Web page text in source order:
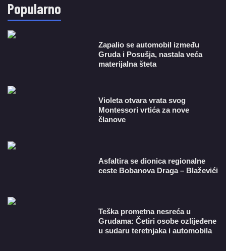
Popularno
Zapalio se automobil između
Gruda i Posušja, nastala veća
materijalna šteta
Violeta otvara vrata svog
Montessori vrtića za nove
članove
Asfaltira se dionica regionalne
ceste Bobanova Draga – Blaževići
Teška prometna nesreća u
Grudama: Četiri osobe ozlijeđene
u sudaru teretnjaka i automobila